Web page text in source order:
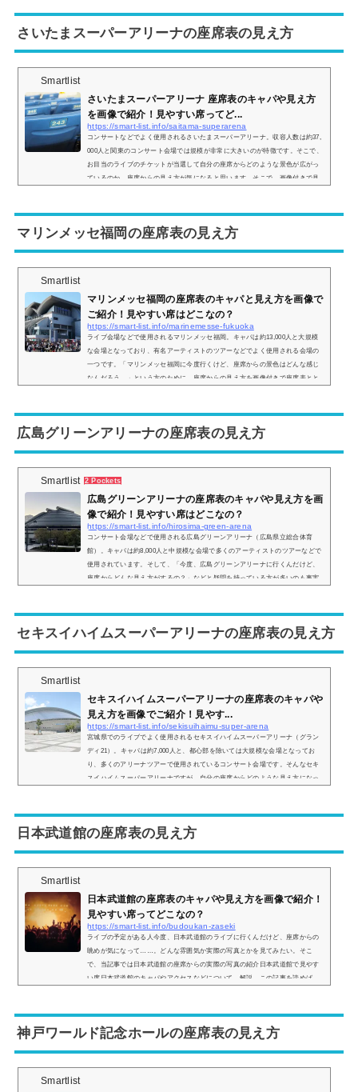
の座席表やキャパは？横浜アリーナの座席表は以下の通りです。AパターンA
パ...
さいたまスーパーアリーナの座席表の見え方
Smartlist
さいたまスーパーアリーナ 座席表のキャパや見え方
を画像で紹介！見やすい席ってど...
https://smart-list.info/saitama-superarena
コンサートなどでよく使用されるさいたまスーパーアリーナ。収容人数は約37,
000人と関東のコンサート会場では規模が非常に大きいのが特徴です。そこで、
お目当のライブのチケットが当選して自分の座席からどのような景色が広がっ
ているのか、座席からの見え方が気になると思います。そこで、画像付きで見
（1階席） 200レベル（1階席） 300レベル（2階席） 400レベル（2階席） 500...
マリンメッセ福岡の座席表の見え方
Smartlist
マリンメッセ福岡の座席表のキャパと見え方を画像で
ご紹介！見やすい席はどこなの？
https://smart-list.info/marinemesse-fukuoka
ライブ会場などで使用されるマリンメッセ福岡。キャパは約13,000人と大規模
な会場となっており、有名アーティストのツアーなどでよく使用される会場の
一つです。「マリンメッセ福岡に今度行くけど、座席からの景色はどんな感じ
なんだろう…」という方のために、座席からの見え方を画像付きで座席表とと
セ福岡の...
広島グリーンアリーナの座席表の見え方
Smartlist 2 Pockets
広島グリーンアリーナの座席表のキャパや見え方を画
像で紹介！見やすい席はどこなの？
https://smart-list.info/hirosima-green-arena
コンサート会場などで使用される広島グリーンアリーナ（広島県立総合体育
館）。キャパは約8,000人と中規模な会場で多くのアーティストのツアーなどで
使用されています。そして、「今度、広島グリーンアリーナに行くんだけど、
座席からどんな見え方がするの？」などと疑問を持っている方が多いのも事実
表の画像...
セキスイハイムスーパーアリーナの座席表の見え方
Smartlist
セキスイハイムスーパーアリーナの座席表のキャパや
見え方を画像でご紹介！見やす...
https://smart-list.info/sekisuihaimu-super-arena
宮城県でのライブでよく使用されるセキスイハイムスーパーアリーナ（グラン
ディ21）。キャパは約7,000人と、都心部を除いては大規模な会場となってお
り、多くのアリーナツアーで使用されているコンサート会場です。そんなセキ
スイハイムスーパーアリーナですが、自分の座席からどのような見え方になっ
ムスーパーアリーナの座席表とキャパは？セキスイハイムスーパーアリーナの
座席表の...
日本武道館の座席表の見え方
Smartlist
日本武道館の座席表のキャパや見え方を画像で紹介！
見やすい席ってどこなの？
https://smart-list.info/budoukan-zaseki
ライブの予定がある人今度、日本武道館のライブに行くんだけど、座席からの
眺めが気になって……。どんな雰囲気か実際の写真とかを見てみたい。そこ
で、当記事では日本武道館の座席からの実際の写真の紹介日本武道館で見やす
い席日本武道館のキャパやアクセスなどについて、解説。この記事を読めば、
日本武道館の基本情報は以下のとおり。キャパ：14,471人・アリーナ：最大2,9
4...
神戸ワールド記念ホールの座席表の見え方
Smartlist